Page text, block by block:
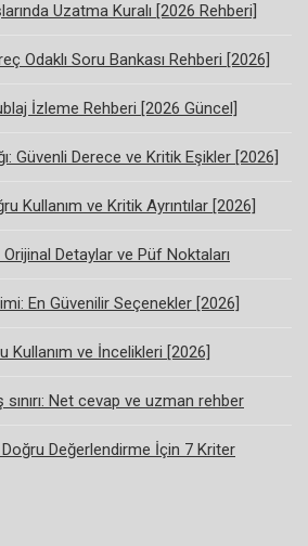
Uzatma Kuralı [2026 Rehberi]
Odaklı Soru Bankası Rehberi [2026]
İzleme Rehberi [2026 Güncel]
Güvenli Derece ve Kritik Eşikler [2026]
Kullanım ve Kritik Ayrıntılar [2026]
Orijinal Detaylar ve Püf Noktaları
En Güvenilir Seçenekler [2026]
Kullanım ve İncelikleri [2026]
Net cevap ve uzman rehber
Değerlendirme İçin 7 Kriter